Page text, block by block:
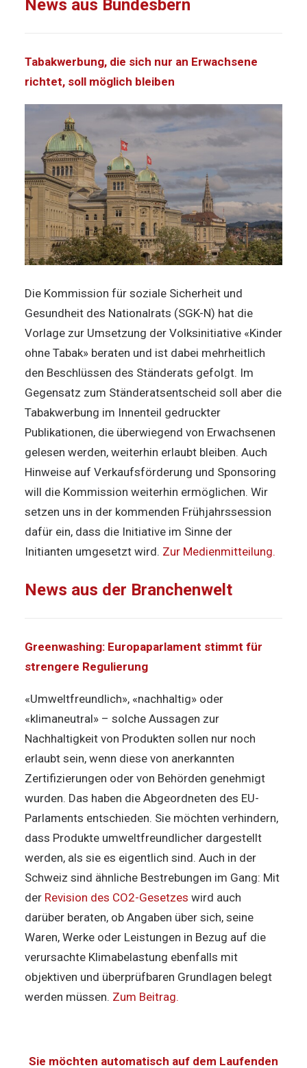
News aus Bundesbern
Tabakwerbung, die sich nur an Erwachsene
richtet, soll möglich bleiben
Die Kommission für soziale Sicherheit und
Gesundheit des Nationalrats (SGK-N) hat die
Vorlage zur Umsetzung der Volksinitiative «Kinder
ohne Tabak» beraten und ist dabei mehrheitlich
den Beschlüssen des Ständerats gefolgt. Im
Gegensatz zum Ständeratsentscheid soll aber die
Tabakwerbung im Innenteil gedruckter
Publikationen, die überwiegend von Erwachsenen
gelesen werden, weiterhin erlaubt bleiben. Auch
Hinweise auf Verkaufsförderung und Sponsoring
will die Kommission weiterhin ermöglichen. Wir
setzen uns in der kommenden Frühjahrssession
dafür ein, dass die Initiative im Sinne der
Initianten umgesetzt wird. Zur Medienmitteilung.
News aus der Branchenwelt
Greenwashing: Europaparlament stimmt für
strengere Regulierung
«Umweltfreundlich», «nachhaltig» oder
«klimaneutral» – solche Aussagen zur
Nachhaltigkeit von Produkten sollen nur noch
erlaubt sein, wenn diese von anerkannten
Zertifizierungen oder von Behörden genehmigt
wurden. Das haben die Abgeordneten des EU-
Parlaments entschieden. Sie möchten verhindern,
dass Produkte umweltfreundlicher dargestellt
werden, als sie es eigentlich sind. Auch in der
Schweiz sind ähnliche Bestrebungen im Gang: Mit
der Revision des CO2-Gesetzes wird auch
darüber beraten, ob Angaben über sich, seine
Waren, Werke oder Leistungen in Bezug auf die
verursachte Klimabelastung ebenfalls mit
objektiven und überprüfbaren Grundlagen belegt
werden müssen. Zum Beitrag.
Sie möchten automatisch auf dem Laufenden